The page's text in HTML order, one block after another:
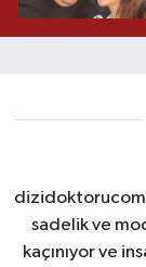
sadelik ve
kaçınıyor ve